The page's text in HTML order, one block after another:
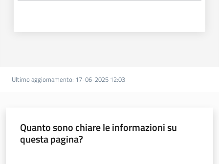
Ultimo aggiornamento: 17-06-2025 12:03
Quanto sono chiare le informazioni su
questa pagina?